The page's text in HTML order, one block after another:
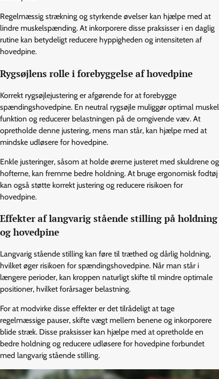
Regelmæssig strækning og styrkende øvelser kan hjælpe med at
lindre muskelspænding. At inkorporere disse praksisser i en daglig
rutine kan betydeligt reducere hyppigheden og intensiteten af
hovedpine.
Rygsøjlens rolle i forebyggelse af hovedpine
Korrekt rygsøjlejustering er afgørende for at forebygge
spændingshovedpine. En neutral rygsøjle muliggør optimal muskel
funktion og reducerer belastningen på de omgivende væv. At
opretholde denne justering, mens man står, kan hjælpe med at
mindske udløsere for hovedpine.
Enkle justeringer, såsom at holde ørerne justeret med skuldrene og
hofterne, kan fremme bedre holdning. At bruge ergonomisk fodtøj
kan også støtte korrekt justering og reducere risikoen for
hovedpine.
Effekter af langvarig stående stilling på holdning
og hovedpine
Langvarig stående stilling kan føre til træthed og dårlig holdning,
hvilket øger risikoen for spændingshovedpine. Når man står i
længere perioder, kan kroppen naturligt skifte til mindre optimale
positioner, hvilket forårsager belastning.
For at modvirke disse effekter er det tilrådeligt at tage
regelmæssige pauser, skifte vægt mellem benene og inkorporere
blide stræk. Disse praksisser kan hjælpe med at opretholde en
bedre holdning og reducere udløsere for hovedpine forbundet
med langvarig stående stilling.